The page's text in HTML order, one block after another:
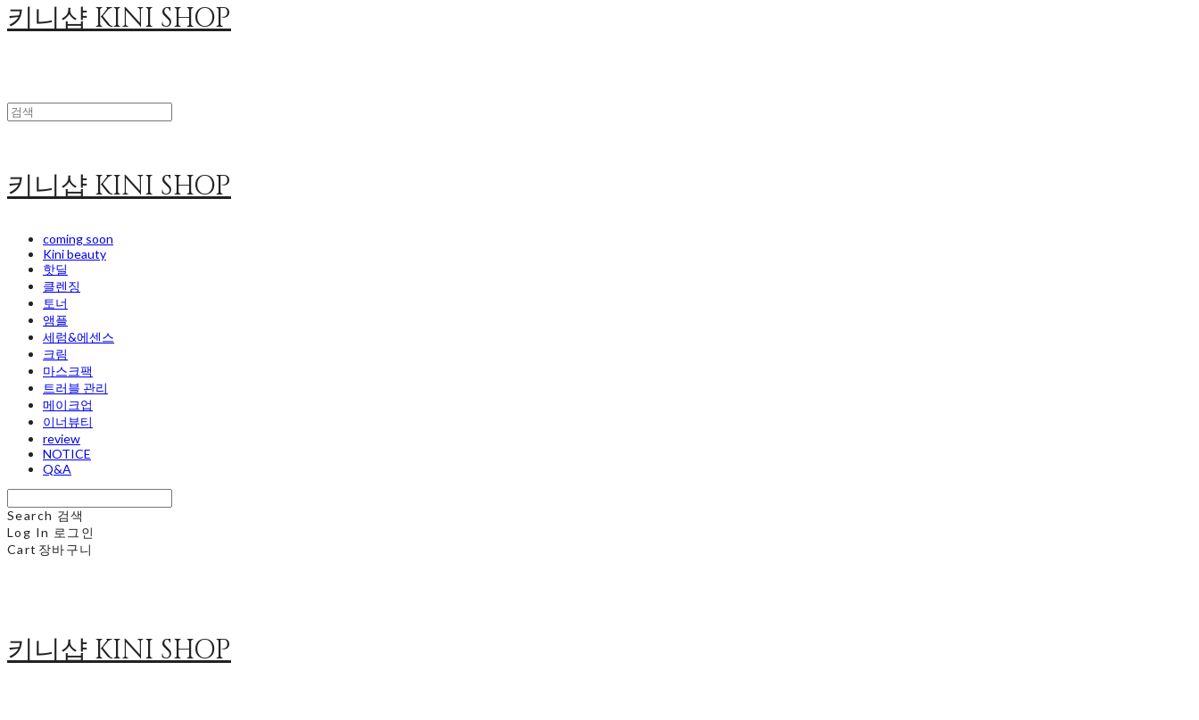
키니샵 KINI SHOP
키니샵 KINI SHOP
coming soon
Kini beauty
핫딜
클렌징
토너
앰플
세럼&에센스
크림
마스크팩
트러블 관리
메이크업
이너뷰티
review
NOTICE
Q&A
Search 검색
Log In 로그인
Cart 장바구니
키니샵 KINI SHOP